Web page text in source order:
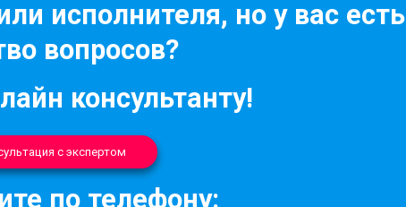
исполнителя, но у вас есть
вопросов?
консультанту!
с экспертом
по телефону: